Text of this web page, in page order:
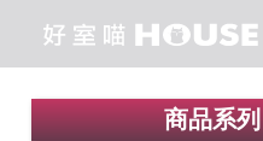
商品系列